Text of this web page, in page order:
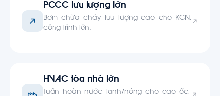
PCCC lưu lượng lớn
Bơm chữa cháy lưu lượng cao cho KCN,
công trình lớn.
HVAC tòa nhà lớn
Tuần hoàn nước lạnh/nóng cho cao ốc,